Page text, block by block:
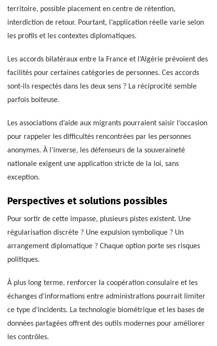
territoire, possible placement en centre de rétention,
interdiction de retour. Pourtant, l’application réelle varie selon
les profils et les contextes diplomatiques.
Les accords bilatéraux entre la France et l’Algérie prévoient des
facilités pour certaines catégories de personnes. Ces accords
sont-ils respectés dans les deux sens ? La réciprocité semble
parfois boiteuse.
Les associations d’aide aux migrants pourraient saisir l’occasion
pour rappeler les difficultés rencontrées par les personnes
anonymes. À l’inverse, les défenseurs de la souveraineté
nationale exigent une application stricte de la loi, sans
exception.
Perspectives et solutions possibles
Pour sortir de cette impasse, plusieurs pistes existent. Une
régularisation discrète ? Une expulsion symbolique ? Un
arrangement diplomatique ? Chaque option porte ses risques
politiques.
À plus long terme, renforcer la coopération consulaire et les
échanges d’informations entre administrations pourrait limiter
ce type d’incidents. La technologie biométrique et les bases de
données partagées offrent des outils modernes pour améliorer
les contrôles.